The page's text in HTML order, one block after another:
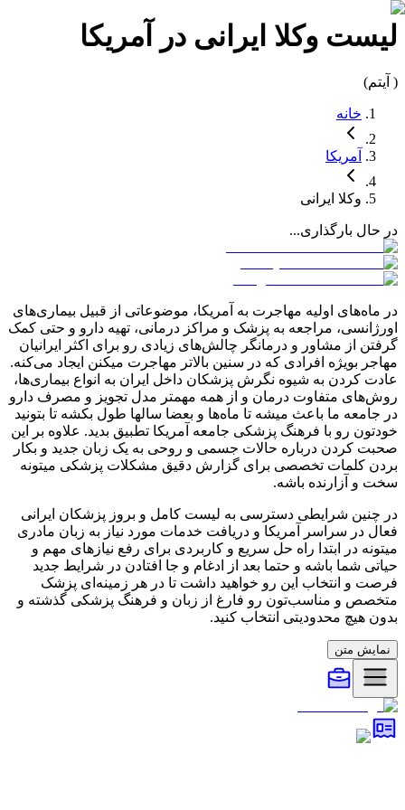
لیست وکلا ایرانی در آمریکا
( آیتم)
خانه
آمریکا
وکلا ایرانی
در حال بارگذاری...
در ماه‌های اولیه مهاجرت به آمریکا، موضوعاتی از قبیل بیماری‌های
اورژانسی، مراجعه به پزشک و مراکز درمانی، تهیه دارو و حتی کمک
گرفتن از مشاور و درمانگر چالش‌های زیادی رو برای اکثر ایرانیان
مهاجر بویژه افرادی که در سنین بالاتر مهاجرت میکنن ایجاد می‌کنه.
عادت کردن به شیوه نگرش پزشکان داخل ایران به انواع بیماری‌ها،
روش‌های متفاوت درمان و از همه مهمتر مدل تجویز و مصرف دارو
در جامعه ما باعث میشه تا ماه‌ها و بعضا سالها طول بکشه تا بتونید
خودتون رو با فرهنگ پزشکی جامعه آمریکا تطبیق بدید. علاوه بر این
صحبت کردن درباره حالات جسمی و روحی به یک زبان جدید و بکار
بردن کلمات تخصصی برای گزارش دقیق مشکلات پزشکی میتونه
سخت و آزارنده باشه.
در چنین شرایطی دسترسی به لیست کامل و بروز پزشکان ایرانی
فعال در سراسر
آمریکا و دریافت خدمات مورد نیاز به زبان مادری
میتونه در ابتدا راه حل سریع و کاربردی برای رفع نیازهای مهم و
حیاتی شما باشه و حتما بعد از ادغام و جا افتادن در شرایط جدید
فرصت و انتخاب این رو خواهید داشت تا در هر زمینه‌ای پزشک
متخصص و مناسب‌تون رو فارغ از زبان و فرهنگ پزشکی گذشته‌ و
بدون هیچ محدودیتی انتخاب کنید.
نمایش متن